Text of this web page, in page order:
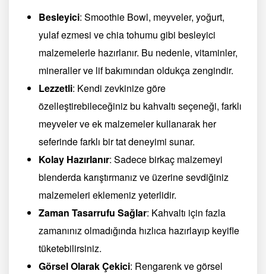
Besleyici: Smoothie Bowl, meyveler, yoğurt,
yulaf ezmesi ve chia tohumu gibi besleyici
malzemelerle hazırlanır. Bu nedenle, vitaminler,
mineraller ve lif bakımından oldukça zengindir.
Lezzetli: Kendi zevkinize göre
özelleştirebileceğiniz bu kahvaltı seçeneği, farklı
meyveler ve ek malzemeler kullanarak her
seferinde farklı bir tat deneyimi sunar.
Kolay Hazırlanır: Sadece birkaç malzemeyi
blenderda karıştırmanız ve üzerine sevdiğiniz
malzemeleri eklemeniz yeterlidir.
Zaman Tasarrufu Sağlar: Kahvaltı için fazla
zamanınız olmadığında hızlıca hazırlayıp keyifle
tüketebilirsiniz.
Görsel Olarak Çekici: Rengarenk ve görsel